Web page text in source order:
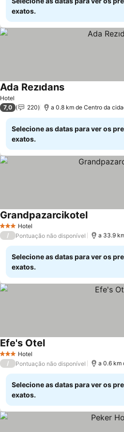
exatos.
Hotel
Ada RezıdansVer preços
7,0 220 a 0.8 km de Centro da
Selecione as datas para ver os
exatos.
3 EstrelasHotel
GrandpazarcikotelVer preços
/ Pontuação não disponível a 33.9
Selecione as datas para ver os
exatos.
3 EstrelasHotel
Efe's OtelVer preços
/ Pontuação não disponível a 0.6 km
Selecione as datas para ver os
exatos.